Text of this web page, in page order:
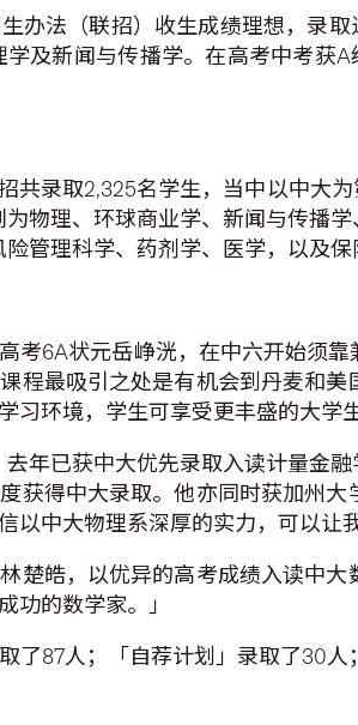
办法（联招）收生成绩理想，录
及新闻与传播学。在高考中考获
共录取2,325名学生，当中以中大
物理、环球商业学、新闻与传播
管理科学、药剂学、医学，以及保
考6A状元岳峥洸，在中六开始须
程最吸引之处是有机会到丹麦和
环境，学生可享受更丰盛的大学生
年已获中大优先录取入读计量金
获得中大录取。他亦同时获加州
中大物理系深厚的实力，可以让
楚皓，以优异的高考成绩入读中
功的数学家。」
了87人；「自荐计划」录取了30